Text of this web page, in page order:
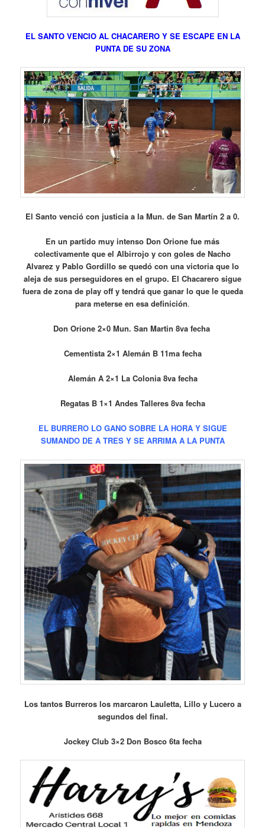
EL SANTO VENCIO AL CHACARERO Y SE ESCAPE EN LA
PUNTA DE SU ZONA
El Santo venció con justicia a la Mun. de San Martín 2 a 0.
En un partido muy intenso Don Orione fue más
colectivamente que el Albirrojo y con goles de Nacho
Alvarez y Pablo Gordillo se quedó con una victoria que lo
aleja de sus perseguidores en el grupo. El Chacarero sigue
fuera de zona de play off y tendrá que ganar lo que le queda
para meterse en esa definición.
Don Orione 2×0 Mun. San Martin 8va fecha
Cementista 2×1 Alemán B 11ma fecha
Alemán A 2×1 La Colonia 8va fecha
Regatas B 1×1 Andes Talleres 8va fecha
EL BURRERO LO GANO SOBRE LA HORA Y SIGUE
SUMANDO DE A TRES Y SE ARRIMA A LA PUNTA
Los tantos Burreros los marcaron Lauletta, Lillo y Lucero a
segundos del final.
Jockey Club 3×2 Don Bosco 6ta fecha